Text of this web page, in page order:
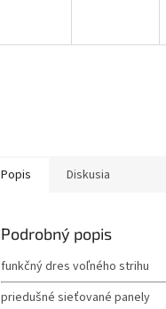
Popis Diskusia
Podrobný popis
funkčný dres voľného strihu
priedušné sieťované panely